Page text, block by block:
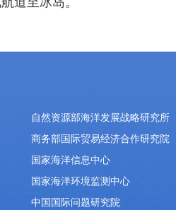
自然资源部海洋发展战略研究所
商务部国际贸易经济合作研究院
国家海洋信息中心
国家海洋环境监测中心
中国国际问题研究院